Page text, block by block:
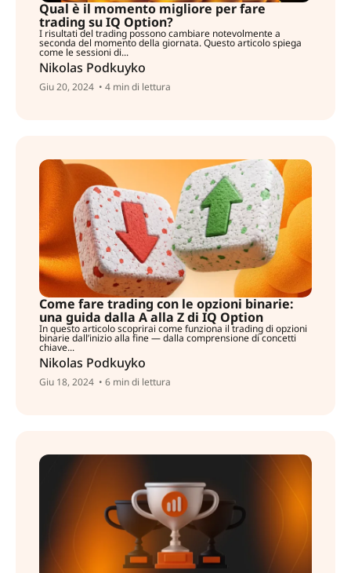
Qual è il momento migliore per fare
trading su IQ Option?
I risultati del trading possono cambiare notevolmente a
seconda del momento della giornata. Questo articolo spiega
come le sessioni di...
Nikolas Podkuyko
Giu 20, 2024 • 4 min di lettura
Come fare trading con le opzioni binarie:
una guida dalla A alla Z di IQ Option
In questo articolo scoprirai come funziona il trading di opzioni
binarie dall’inizio alla fine — dalla comprensione di concetti
chiave...
Nikolas Podkuyko
Giu 18, 2024 • 6 min di lettura